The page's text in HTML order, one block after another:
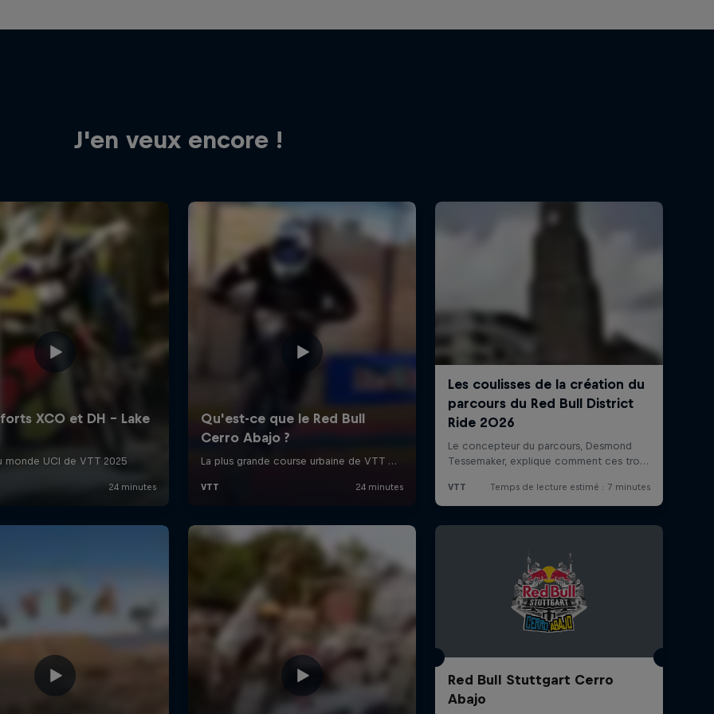
J'en veux encore !
Red Bull Stuttgart Cerro
Abajo